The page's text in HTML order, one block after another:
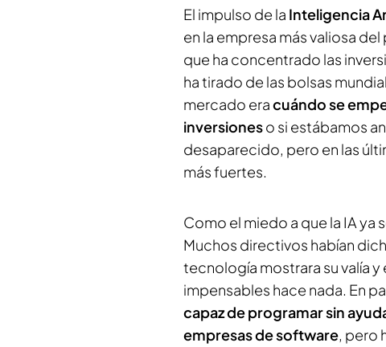
El impulso de la Inteligencia
en la empresa más valiosa del
que ha concentrado las
ha tirado de las bolsas
mercado eracuándo se
inversioneso si estábamos
desaparecido, pero en las
más fuertes.
Como el miedo a que la IA ya
Muchos directivos habían
tecnología mostrara su valía
impensables hace nada. En
capaz de programar sin
empresas de software, pero